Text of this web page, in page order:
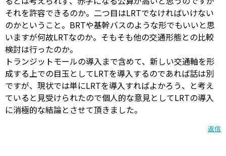
それを許容できるのか。二つ目はLRTでなければいけない
のかということ。BRTや基幹バスのような形でもいいと思
いますが何故LRTなのか。そもそも他の交通形態との比較
検討は行ったのか。
トランジットモールの導入まで含めて、新しい交通軸を形
成する上での目玉としてLRTを導入するのであれば話は別
ですが、現状では単にLRTを導入すればよかろう、と考え
ていると見受けられたので個人的な意見としてLRTの導入
に消極的な結論とさせて頂きました。
返信